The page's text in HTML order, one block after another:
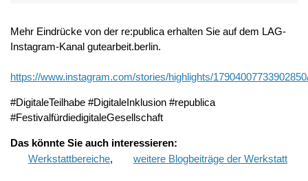
Mehr Eindrücke von der re:publica erhalten Sie auf dem LAG-
Instagram-Kanal gutearbeit.berlin.
https://www.instagram.com/stories/highlights/
#DigitaleTeilhabe #DigitaleInklusion #republica
#FestivalfürdiedigitaleGesellschaft
Das könnte Sie auch interessieren:
Werkstattbereiche, weitere Blogbeiträge der Werkstatt